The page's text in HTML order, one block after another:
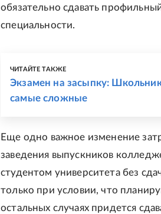
обязательно сдавать
специальности.
ЧИТАЙТЕ ТАКЖЕ
Экзамен на засыпку:
самые сложные
Еще одно важное изменение
заведения выпускников
студентом университета без
только при условии, что
остальных случаях придется